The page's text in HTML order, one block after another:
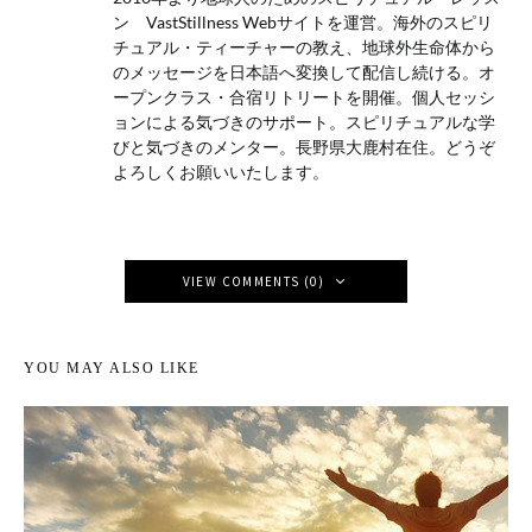
ン VastStillness Webサイトを運営。海外のスピリ
チュアル・ティーチャーの教え、地球外生命体から
のメッセージを日本語へ変換して配信し続ける。オ
ープンクラス・合宿リトリートを開催。個人セッシ
ョンによる気づきのサポート。スピリチュアルな学
びと気づきのメンター。長野県大鹿村在住。どうぞ
よろしくお願いいたします。
VIEW COMMENTS (0)
YOU MAY ALSO LIKE